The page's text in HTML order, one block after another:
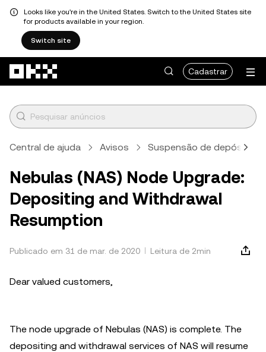
Looks like you're in the United States. Switch to the United States site
for products available in your region.
Switch site
Cadastrar
Central de ajuda Avisos Suspensão de depósito/
Nebulas (NAS) Node Upgrade:
Depositing and Withdrawal
Resumption
Publicado em 31 de mar. de 2020 Leitura de 2min
Dear valued customers,
The node upgrade of Nebulas (NAS) is complete. The
depositing and withdrawal services of NAS will resume